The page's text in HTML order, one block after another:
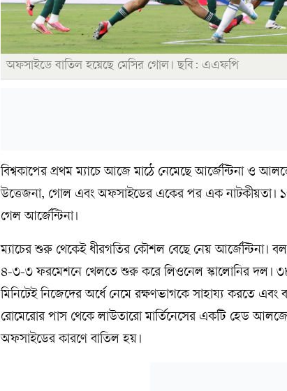
অফসাইডে বাতিল হয়েছে মেসির গোল। ছবি: এএফপি
বিশ্বকাপের প্রথম ম্যাচে আজে মাঠে নেমেছে আর্জেন্টিনা ও
উত্তেজনা, গোল এবং অফসাইডের একের পর এক নাটকীয়তা। ১৭
গেল আর্জেন্টিনা।
ম্যাচের শুরু থেকেই ধীরগতির কৌশল বেছে নেয় আর্জেন্টিনা। বল
৪-৩-৩ ফরমেশনে খেলতে শুরু করে লিওনেল স্কালোনির দল। ৩৮
মিনিটেই নিজেদের অর্ধে নেমে রক্ষণভাগকে সাহায্য করতে এবং
রোমেরোর পাস থেকে লাউতারো মার্তিনেসের একটি হেড
অফসাইডের কারণে বাতিল হয়।